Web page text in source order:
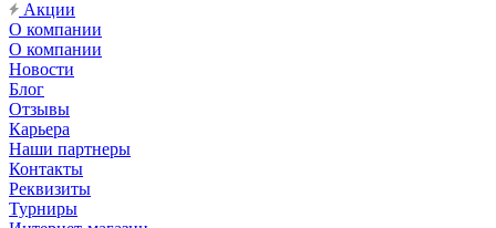
Акции
О компании
О компании
Новости
Блог
Отзывы
Карьера
Наши партнеры
Контакты
Реквизиты
Турниры